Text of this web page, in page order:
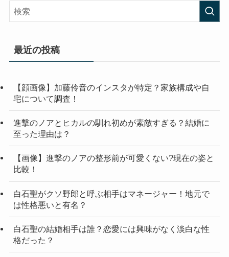
最近の投稿
【顔画像】加藤伶音のインスタが特定？家族構成や自
宅について調査！
進撃のノアとヒカルの馴れ初めが素敵すぎる？結婚に
至った理由は？
【画像】進撃のノアの整形前が可愛くない?現在の姿と
比較！
白石聖がクソ野郎と呼ぶ相手はマネージャー！地元で
は性格悪いと有名？
白石聖の結婚相手は誰？恋愛には興味がなく淡白な性
格だった？